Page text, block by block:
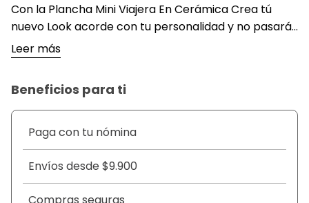
Con la Plancha Mini Viajera En Cerámica Crea tú
nuevo Look acorde con tu personalidad y no pasarás
desapercibida, serás el centro de atracción. Para
esto te presentamos este increíble Plancha para
colores de temporada que te permitirá lucir
radiante en cualquier momento y lugar
convirtiéndote en el foco de todas las miradas.
Utiliza este práctico artículo que podrás llevar en tu
bolso a todas partes para retocar tu cabello en el
momento en el que desees o necesites.*** DETALLES
***Potencia del producto: 20W.*** Dimensión del
Leer más
Beneficios para ti
Paga con tu nómina
Envíos desde $9.900
Compras seguras